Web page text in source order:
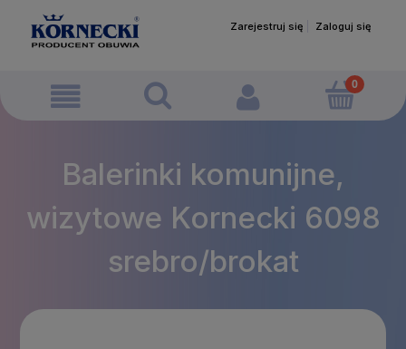
Zarejestruj się Zaloguj się
Balerinki komunijne,
wizytowe Kornecki 6098
srebro/brokat